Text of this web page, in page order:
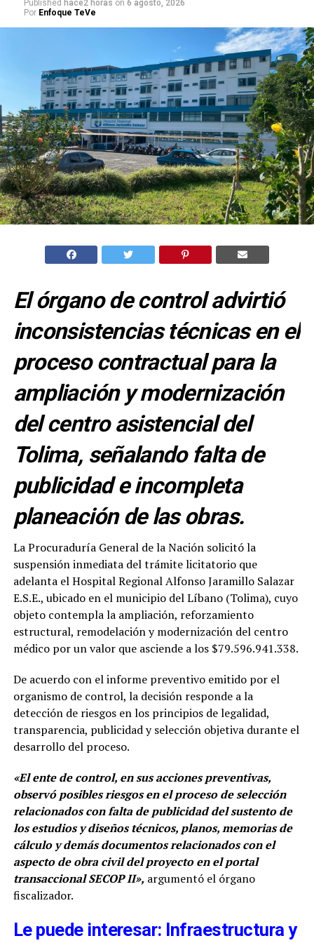
Published hace2 horas on 6 agosto, 2026
Por Enfoque TeVe
El órgano de control advirtió
inconsistencias técnicas en el
proceso contractual para la
ampliación y modernización
del centro asistencial del
Tolima, señalando falta de
publicidad e incompleta
planeación de las obras.
La Procuraduría General de la Nación solicitó la
suspensión inmediata del trámite licitatorio que
adelanta el Hospital Regional Alfonso Jaramillo Salazar
E.S.E., ubicado en el municipio del Líbano (Tolima), cuyo
objeto contempla la ampliación, reforzamiento
estructural, remodelación y modernización del centro
médico por un valor que asciende a los $79.596.941.338.
De acuerdo con el informe preventivo emitido por el
organismo de control, la decisión responde a la
detección de riesgos en los principios de legalidad,
transparencia, publicidad y selección objetiva durante el
desarrollo del proceso.
«El ente de control, en sus acciones preventivas,
observó posibles riesgos en el proceso de selección
relacionados con falta de publicidad del sustento de
los estudios y diseños técnicos, planos, memorias de
cálculo y demás documentos relacionados con el
aspecto de obra civil del proyecto en el portal
transaccional SECOP II», argumentó el órgano
fiscalizador.
Le puede interesar: Infraestructura y